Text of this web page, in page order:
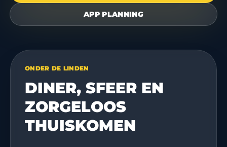
APP PLANNING
ONDER DE LINDEN
DINER, SFEER EN
ZORGELOOS
THUISKOMEN